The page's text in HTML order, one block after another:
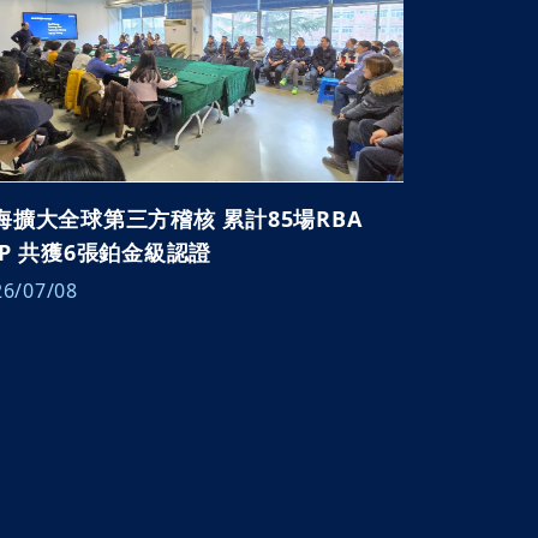
擴大全球第三方稽核 累計85場RBA
共獲6張鉑金級認證
07/08